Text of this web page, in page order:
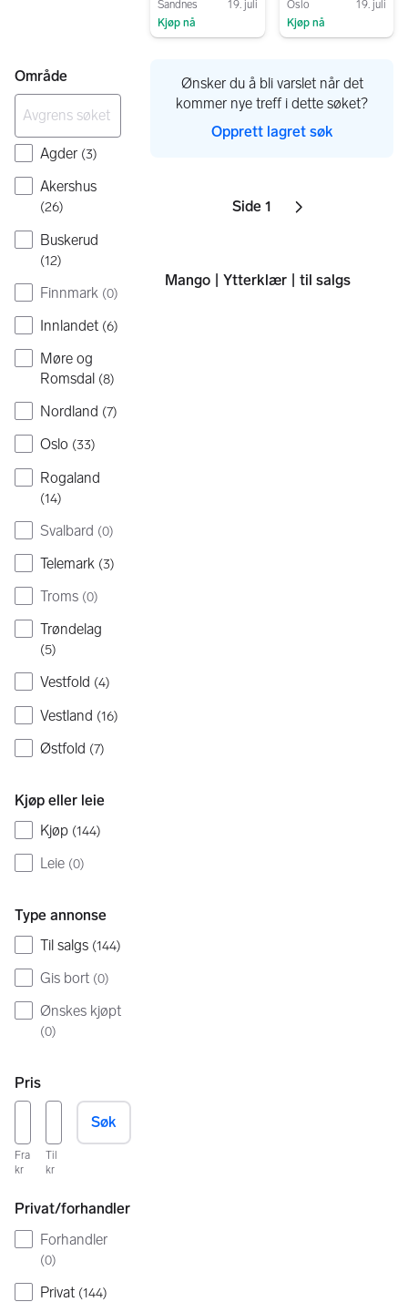
Område
Agder (3)
Akershus
(26)
Buskerud
(12)
Finnmark (0)
Innlandet (6)
Møre og
Romsdal (8)
Nordland (7)
Oslo (33)
Rogaland
(14)
Svalbard (0)
Telemark (3)
Troms (0)
Trøndelag
(5)
Vestfold (4)
Vestland (16)
Østfold (7)
Kjøp eller leie
Kjøp (144)
Leie (0)
Type annonse
Til salgs (144)
Gis bort (0)
Ønskes kjøpt
(0)
Pris
Fra
kr
Til
kr
Søk
Privat/forhandler
Forhandler
(0)
Privat (144)
Sandnes
19. juli
Kjøp nå
Oslo
19. juli
Kjøp nå
Ønsker du å bli varslet når det
kommer nye treff i dette søket?
Opprett lagret søk
Sider
Side 1 Neste side
ikon
Mango | Ytterklær | til salgs